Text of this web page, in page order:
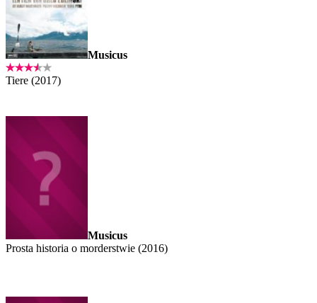
Musicus
Tiere (2017)
Musicus
Prosta historia o morderstwie (2016)